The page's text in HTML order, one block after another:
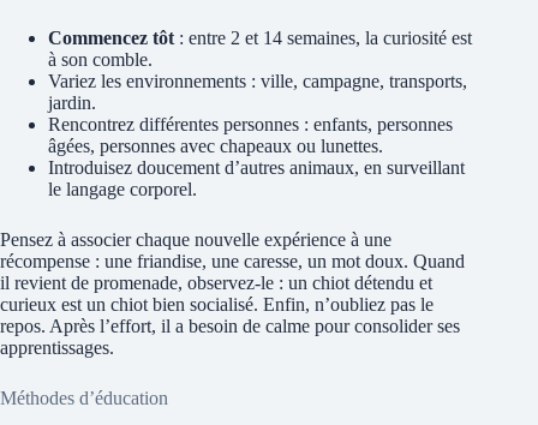
Commencez tôt : entre 2 et 14 semaines, la curiosité est
à son comble.
Variez les environnements : ville, campagne, transports,
jardin.
Rencontrez différentes personnes : enfants, personnes
âgées, personnes avec chapeaux ou lunettes.
Introduisez doucement d’autres animaux, en surveillant
le langage corporel.
Pensez à associer chaque nouvelle expérience à une
récompense : une friandise, une caresse, un mot doux. Quand
il revient de promenade, observez-le : un chiot détendu et
curieux est un chiot bien socialisé. Enfin, n’oubliez pas le
repos. Après l’effort, il a besoin de calme pour consolider ses
apprentissages.
Méthodes d’éducation